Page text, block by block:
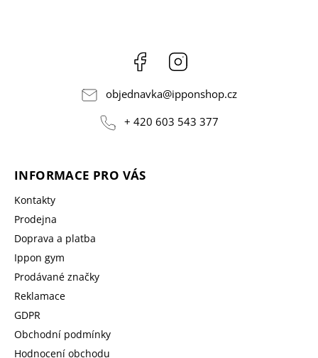
Facebook
objednavka@ipponshop.cz
+ 420 603 543 377
INFORMACE PRO VÁS
Kontakty
Prodejna
Doprava a platba
Ippon gym
Prodávané značky
Reklamace
GDPR
Obchodní podmínky
Hodnocení obchodu